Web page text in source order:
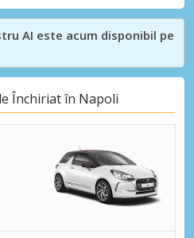
AI este acum disponibil pe
Închiriat în Napoli